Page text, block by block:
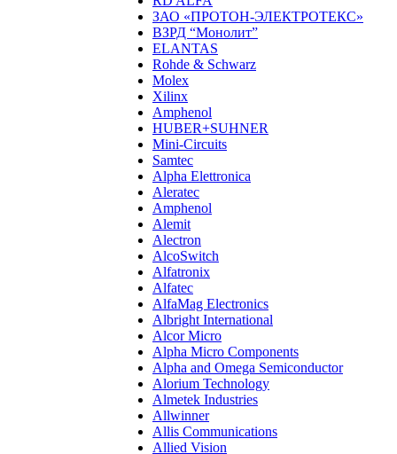
ЗАО «ПРОТОН-ЭЛЕКТРОТЕКС»
ВЗРД “Монолит”
ELANTAS
Rohde & Schwarz
Molex
Xilinx
Amphenol
HUBER+SUHNER
Mini-Circuits
Samtec
Alpha Elettronica
Aleratec
Amphenol
Alemit
Alectron
AlcoSwitch
Alfatronix
Alfatec
AlfaMag Electronics
Albright International
Alcor Micro
Alpha Micro Components
Alpha and Omega Semiconductor
Alorium Technology
Almetek Industries
Allwinner
Allis Communications
Allied Vision